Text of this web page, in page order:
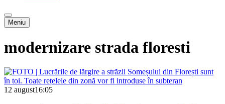
Meniu
modernizare strada floresti
12 august16:05